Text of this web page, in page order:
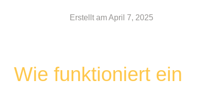
Erstellt amApril 7, 2025
Wie funktioniert ein